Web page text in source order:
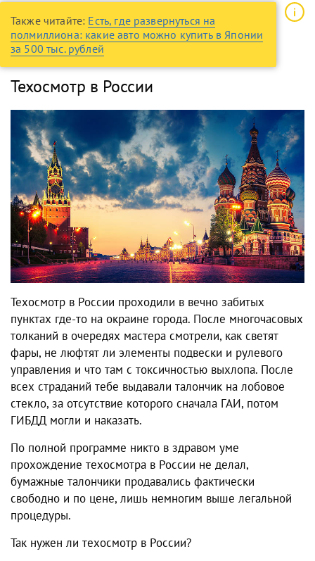
Также читайте: Есть, где развернуться на
полмиллиона: какие авто можно купить в Японии
за 500 тыс. рублей
Техосмотр в России
Техосмотр в России проходили в вечно забитых
пунктах где-то на окраине города. После многочасовых
толканий в очередях мастера смотрели, как светят
фары, не люфтят ли элементы подвески и рулевого
управления и что там с токсичностью выхлопа. После
всех страданий тебе выдавали талончик на лобовое
стекло, за отсутствие которого сначала ГАИ, потом
ГИБДД могли и наказать.
По полной программе никто в здравом уме
прохождение техосмотра в России не делал,
бумажные талончики продавались фактически
свободно и по цене, лишь немногим выше легальной
процедуры.
Так нужен ли техосмотр в России?